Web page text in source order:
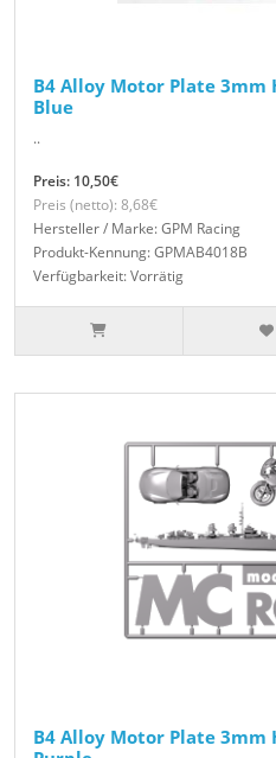
B4 Alloy Motor Plate 3mm
Blue
..
Preis: 10,50€
Preis (netto): 8,68€
Hersteller / Marke: GPM Racing
Produkt-Kennung: GPMAB4018B
Verfügbarkeit: Vorrätig
B4 Alloy Motor Plate 3mm